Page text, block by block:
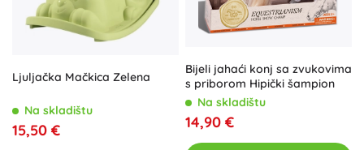
Ljuljačka Mačkica Zelena
Na skladištu
15,50 €
Bijeli jahaći konj sa zvukovima
s priborom Hipički šampion
Na skladištu
14,90 €